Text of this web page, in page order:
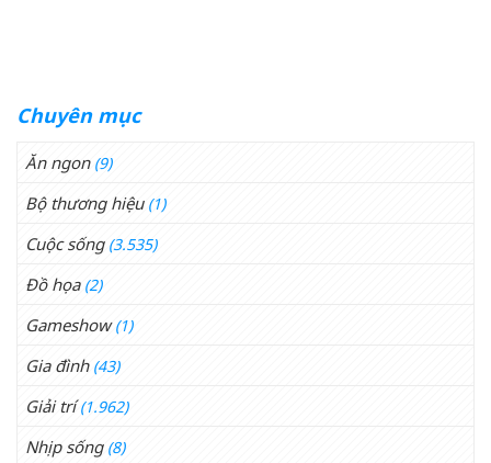
Chuyên mục
Ăn ngon(9)
Bộ thương hiệu(1)
Cuộc sống(3.535)
Đồ họa(2)
Gameshow(1)
Gia đình(43)
Giải trí(1.962)
Nhịp sống(8)